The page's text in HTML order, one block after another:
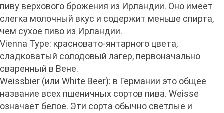
пиву верхового брожения из Ирландии. Оно имеет
слегка молочный вкус и содержит меньше спирта,
чем сухое пиво из Ирландии.
Vienna Type: красновато-янтарного цвета,
сладковатый солодовый лагер, первоначально
сваренный в Вене.
Weissbier (или White Beer): в Германии это общее
название всех пшеничных сортов пива. Weisse
означает белое. Эти сорта обычно светлые и